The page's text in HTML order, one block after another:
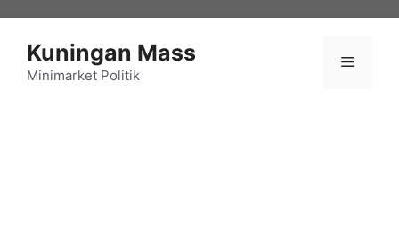
Kuningan Mass
Minimarket Politik
Menu